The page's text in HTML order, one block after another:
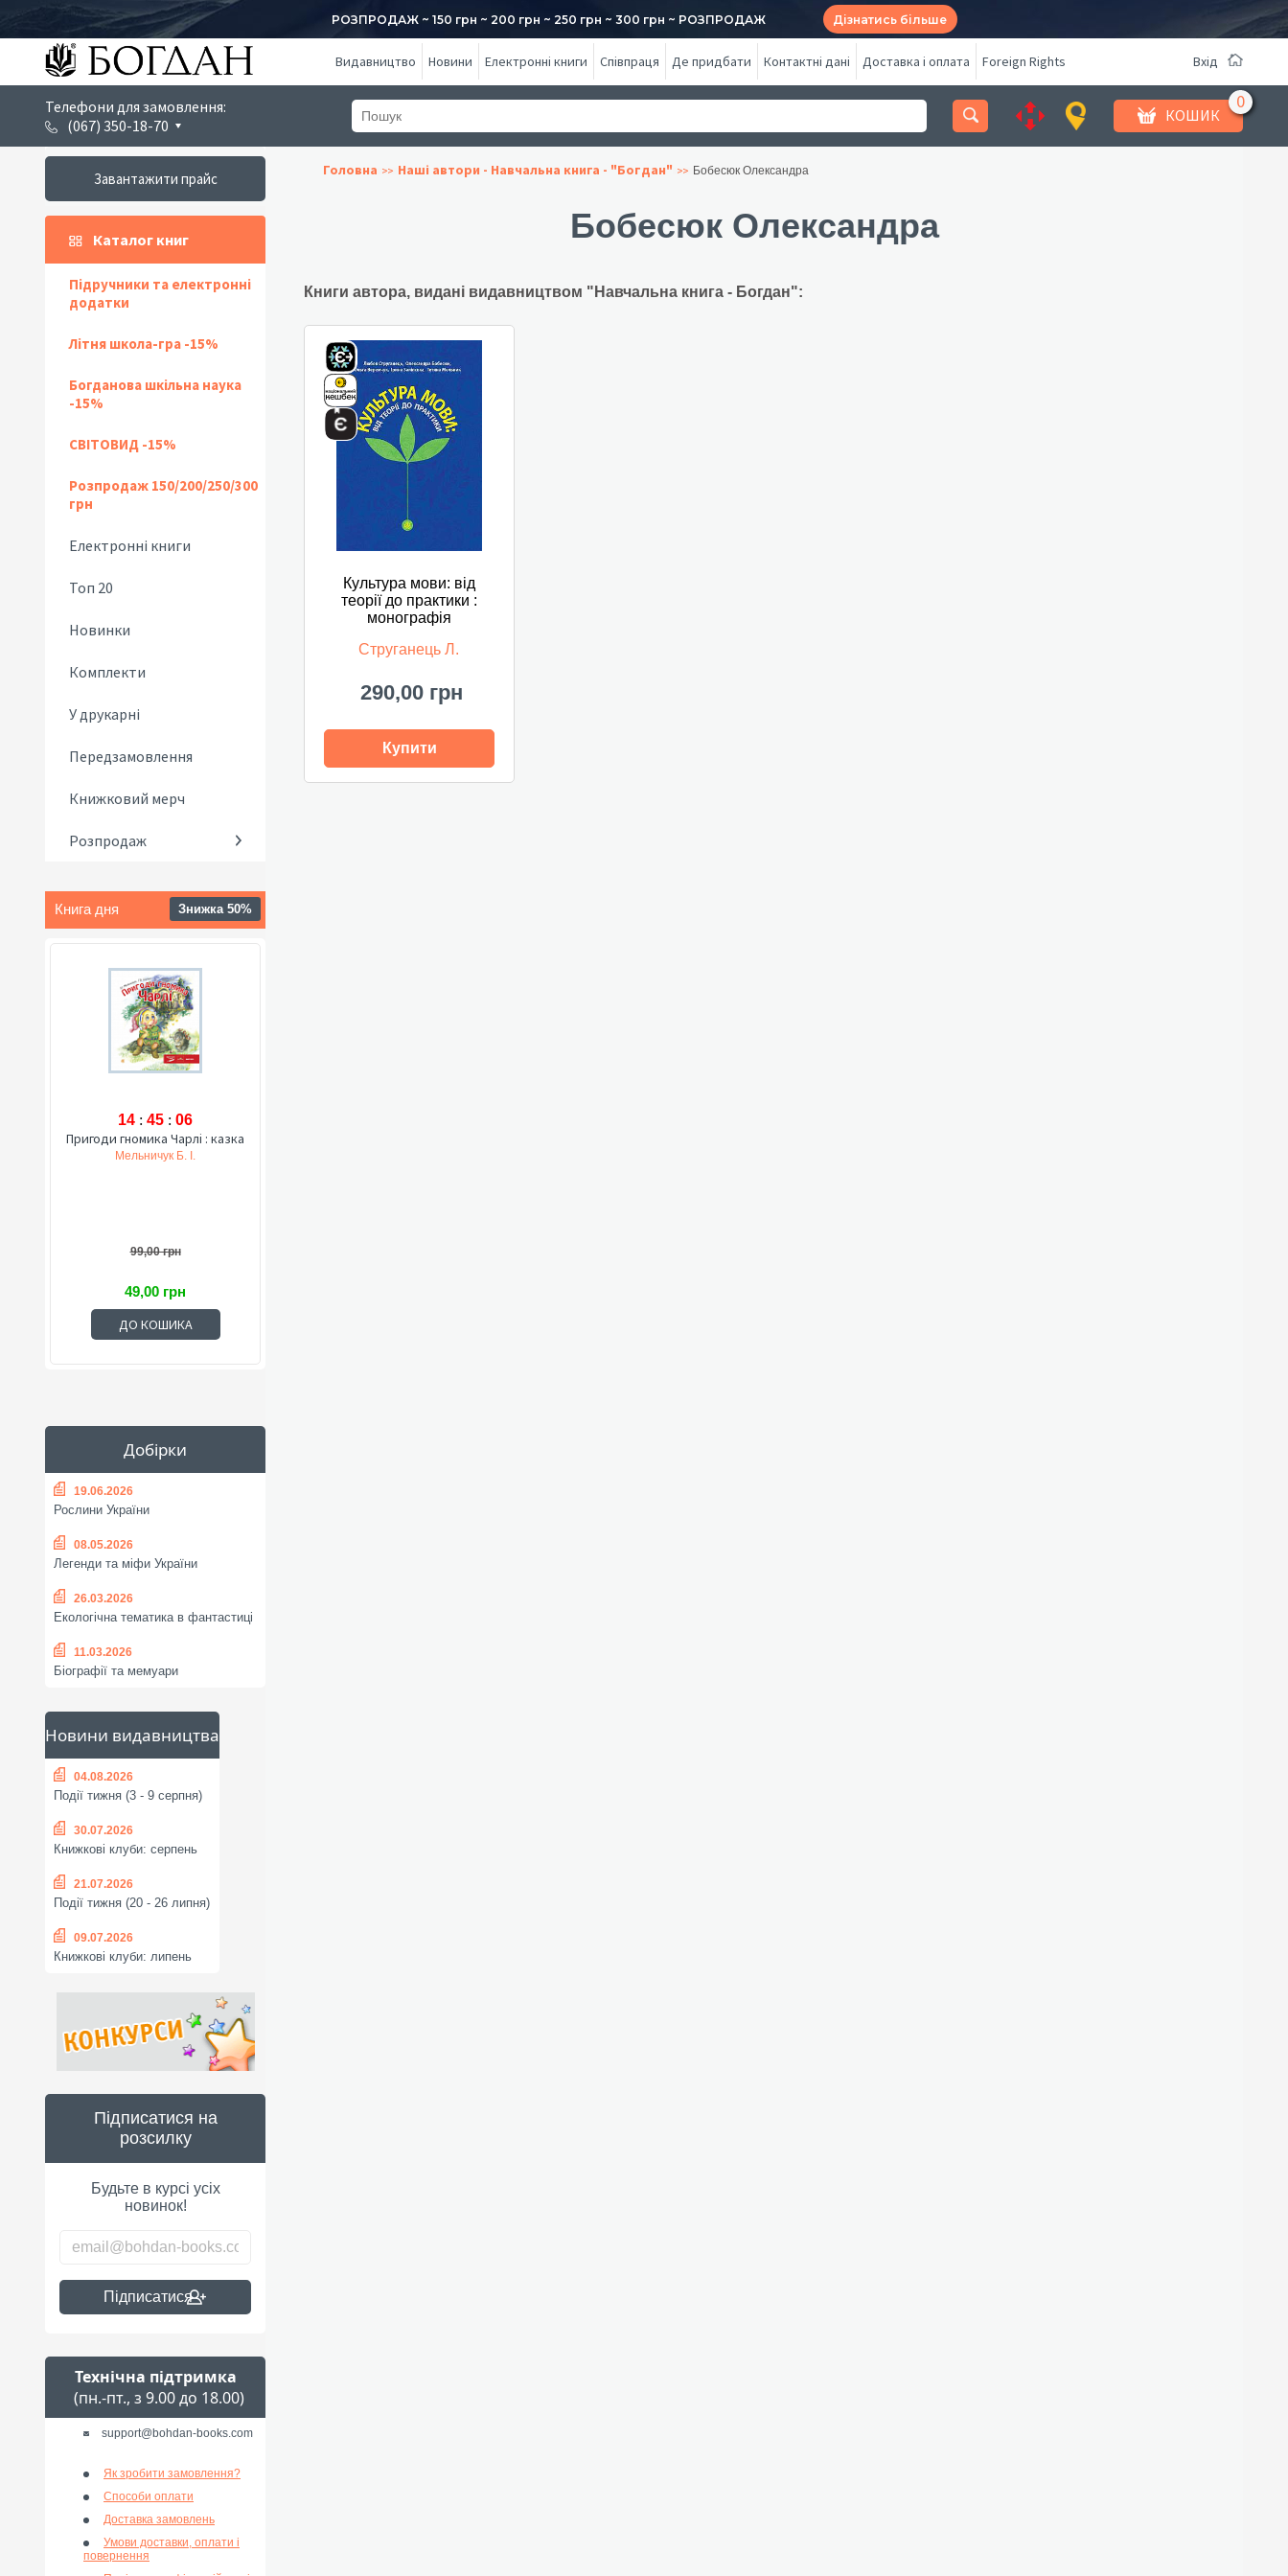
РОЗПРОДАЖ ~ 150 грн ~ 200 грн ~ 250 грн ~ 300 грн ~ РОЗПРОДАЖ Дізнатись більше
Видавництво Новини Електронні книги Співпраця Де придбати Контактні дані Доставка і оплата Foreign Rights Вхід
Телефони для замовлення:
(067) 350-18-70
КОШИК
Завантажити прайс
Каталог книг
Підручники та електронні
додатки
Літня школа-гра -15%
Богданова шкільна наука
-15%
СВІТОВИД -15%
Розпродаж 150/200/250/300
грн
Електронні книги
Топ 20
Новинки
Комплекти
У друкарні
Передзамовлення
Книжковий мерч
Розпродаж
Книга дня Знижка 50%
14 : 45 : 05
Пригоди гномика Чарлі : казка
Мельничук Б. І.
99,00 грн
49,00 грн
ДО КОШИКА
Добірки
19.06.2026
Рослини України
08.05.2026
Легенди та міфи України
26.03.2026
Екологічна тематика в фантастиці
11.03.2026
Біографії та мемуари
Новини видавництва
04.08.2026
Події тижня (3 - 9 серпня)
30.07.2026
Книжкові клуби: серпень
21.07.2026
Події тижня (20 - 26 липня)
09.07.2026
Книжкові клуби: липень
Підписатися на
розсилку
Будьте в курсі усіх
новинок!
Підписатися
Технічна підтримка
(пн.-пт., з 9.00 до 18.00)
support@bohdan-books.com
Як зробити замовлення?
Способи оплати
Доставка замовлень
Умови доставки, оплати і
повернення
Головна Наші автори - Навчальна книга - "Богдан" Бобесюк Олександра
Бобесюк Олександра
Книги автора, видані видавництвом "Навчальна книга - Богдан":
Культура мови: від
теорії до практики :
монографія
Струганець Л.
290,00 грн
Купити